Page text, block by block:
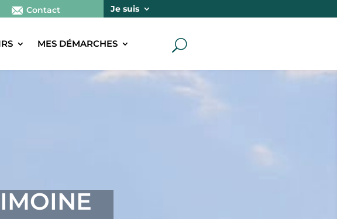
Contact Je suis
MES DÉMARCHES U